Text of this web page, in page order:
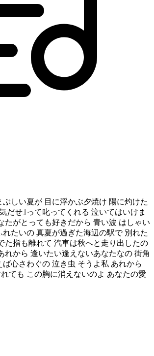
ぶしい夏が 目に浮かぶ夕焼け 陽に灼けた
だせ｣って叱ってくれる 泣いてはいけま
たがとっても好きだから 青い波 はしゃい
れたいの 真夏が過ぎた海辺の駅で 別れた
た指も離れて 汽車は秋へと走り出したの
れから 逢いたい逢えないあなたなの 街角
ば心さわぐの 泣き虫 そうよ私 あれから
ても この胸に消えないのよ あなたの愛